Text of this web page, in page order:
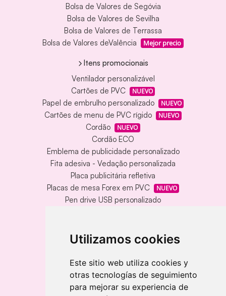
Utilizamos cookies
Este sitio web utiliza cookies y
otras tecnologías de seguimiento
para mejorar su experiencia de
Bolsa de Valores de Segóvia
Bolsa de Valores de Sevilha
Bolsa de Valores de Terrassa
Bolsa de Valores deValência
Mejor precio
Itens promocionais
Ventilador personalizável
Cartões de PVC
NUEVO
Papel de embrulho personalizado NUEVO
Cartões de menu de PVC rígido NUEVO
Cordão NUEVO
Cordão ECO
Emblema de publicidade personalizado
Fita adesiva - Vedação personalizada
Placa publicitária refletiva
Placas de mesa Forex em PVC
NUEVO
Pen drive USB personalizado
Chaveiro redondo em madeira e metal
Chaveiro retangular em madeira clara
Banderolas